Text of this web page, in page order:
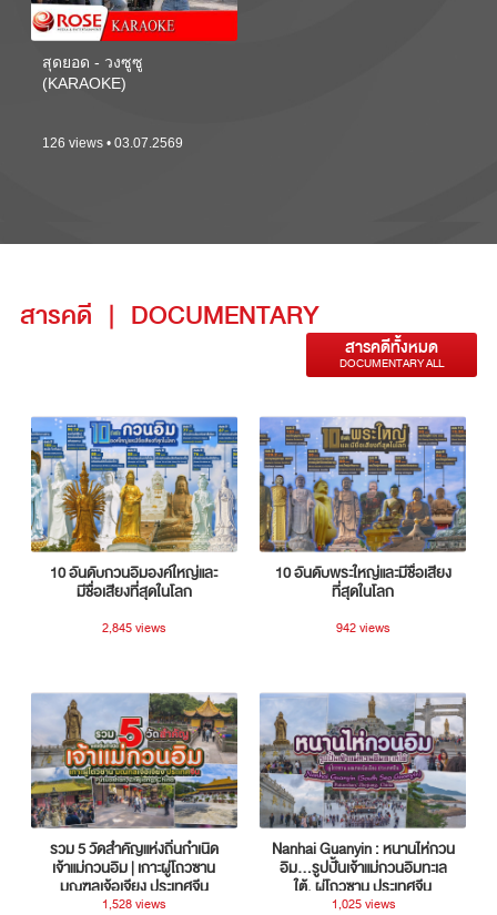
สุดยอด - วงซูซู
(KARAOKE)
126 views • 03.07.2569
สารคดี | DOCUMENTARY
สารคดีทั้งหมด
DOCUMENTARY ALL
10 อันดับกวนอิมองค์ใหญ่และ
มีชื่อเสียงที่สุดในโลก
2,845 views
10 อันดับพระใหญ่และมีชื่อเสียง
ที่สุดในโลก
942 views
รวม 5 วัดสำคัญแห่งถิ่นกำเนิด
เจ้าแม่กวนอิม | เกาะผู่โถวซาน
มณฑลเจ้อเจียง ประเทศจีน
1,528 views
Nanhai Guanyin : หนานไห่กวน
อิม...รูปปั้นเจ้าแม่กวนอิมทะเล
ใต้, ผู่โถวซาน ประเทศจีน
1,025 views